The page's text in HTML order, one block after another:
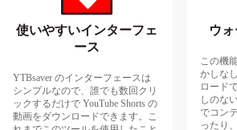
使いやすいインターフェ
ース
YTBsaver のインターフェースは
シンプルなので、誰でも数回クリ
ックするだけで YouTube Shorts の
動画をダウンロードできます。こ
ウ
この機
かしな
ロード
しのな
でコン
ったり